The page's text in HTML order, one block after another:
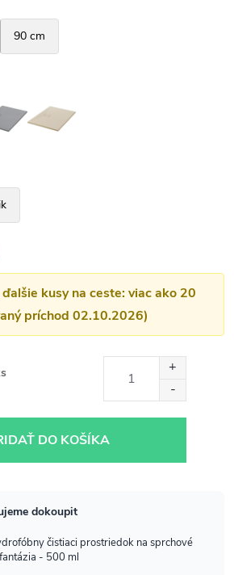
kusy na ceste: viac ako 20
príchod 02.10.2026)
DO KOŠÍKA